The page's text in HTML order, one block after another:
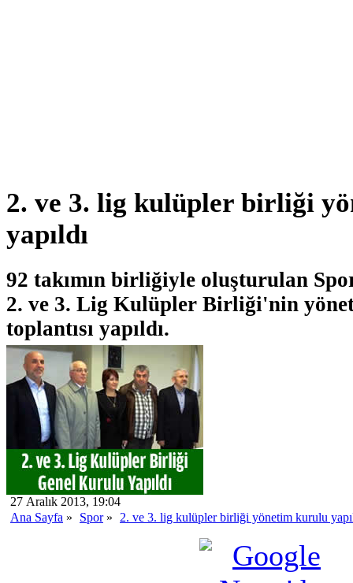
2. ve 3. lig kulüpler birliği
yapıldı
92 takımın birliğiyle oluşturulan
2. ve 3. Lig Kulüpler Birliği'nin
toplantısı yapıldı.
27 Aralık 2013, 19:04
Ana Sayfa » Spor» 2. ve 3. lig kulüpler birliği yönetim kurulu